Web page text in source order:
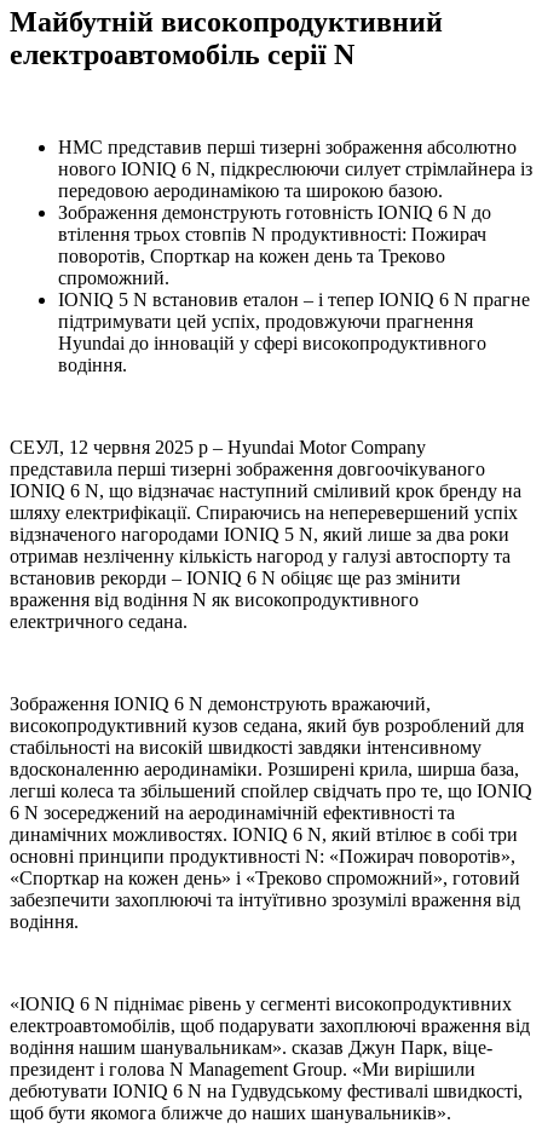
Майбутній високопродуктивний
електроавтомобіль серії N
HMC представив перші тизерні зображення абсолютно
нового IONIQ 6 N, підкреслюючи силует стрімлайнера із
передовою аеродинамікою та широкою базою.
Зображення демонструють готовність IONIQ 6 N до
втілення трьох стовпів N продуктивності: Пожирач
поворотів, Спорткар на кожен день та Треково
спроможний.
IONIQ 5 N встановив еталон – і тепер IONIQ 6 N прагне
підтримувати цей успіх, продовжуючи прагнення
Hyundai до інновацій у сфері високопродуктивного
водіння.
СЕУЛ, 12 червня 2025 р – Hyundai Motor Company
представила перші тизерні зображення довгоочікуваного
IONIQ 6 N, що відзначає наступний сміливий крок бренду на
шляху електрифікації. Спираючись на неперевершений успіх
відзначеного нагородами IONIQ 5 N, який лише за два роки
отримав незліченну кількість нагород у галузі автоспорту та
встановив рекорди – IONIQ 6 N обіцяє ще раз змінити
враження від водіння N як високопродуктивного
електричного седана.
Зображення IONIQ 6 N демонструють вражаючий,
високопродуктивний кузов седана, який був розроблений для
стабільності на високій швидкості завдяки інтенсивному
вдосконаленню аеродинаміки. Розширені крила, ширша база,
легші колеса та збільшений спойлер свідчать про те, що IONIQ
6 N зосереджений на аеродинамічній ефективності та
динамічних можливостях. IONIQ 6 N, який втілює в собі три
основні принципи продуктивності N: «Пожирач поворотів»,
«Спорткар на кожен день» і «Треково спроможний», готовий
забезпечити захоплюючі та інтуїтивно зрозумілі враження від
водіння.
«IONIQ 6 N піднімає рівень у сегменті високопродуктивних
електроавтомобілів, щоб подарувати захоплюючі враження від
водіння нашим шанувальникам». сказав Джун Парк, віце-
президент і голова N Management Group. «Ми вирішили
дебютувати IONIQ 6 N на Гудвудському фестивалі швидкості,
щоб бути якомога ближче до наших шанувальників».